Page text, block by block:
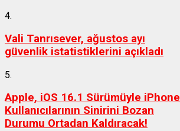
4.
Vali Tanrısever, ağustos ayı
güvenlik istatistiklerini açıkladı
5.
Apple, iOS 16.1 Sürümüyle iPhone
Kullanıcılarının Sinirini Bozan
Durumu Ortadan Kaldıracak!